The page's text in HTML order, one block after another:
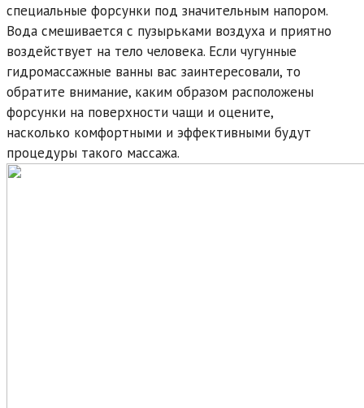
специальные форсунки под значительным напором.
Вода смешивается с пузырьками воздуха и приятно
воздействует на тело человека. Если чугунные
гидромассажные ванны вас заинтересовали, то
обратите внимание, каким образом расположены
форсунки на поверхности чащи и оцените,
насколько комфортными и эффективными будут
процедуры такого массажа.